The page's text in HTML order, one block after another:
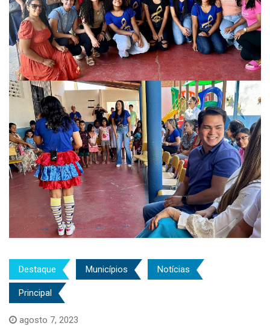
Destaque Municípios Notícias
Principal
agosto 7, 2023